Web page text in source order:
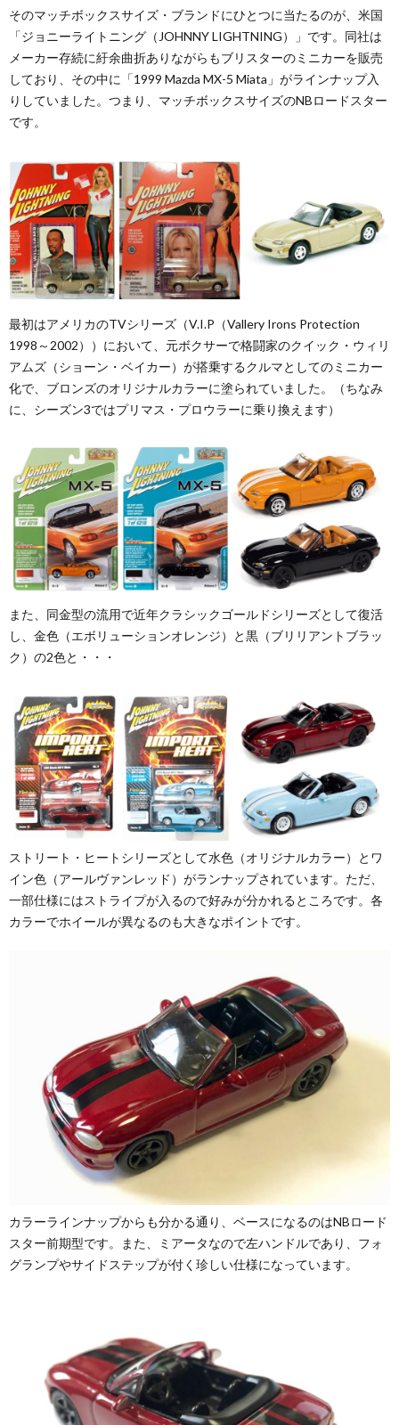
そのマッチボックスサイズ・ブランドにひとつに当たるのが、米国
「ジョニーライトニング（JOHNNY LIGHTNING）」です。同社は
メーカー存続に紆余曲折ありながらもブリスターのミニカーを販売
しており、その中に「1999 Mazda MX-5 Miata」がラインナップ入
りしていました。つまり、マッチボックスサイズのNBロードスター
です。
最初はアメリカのTVシリーズ（V.I.P（Vallery Irons Protection
1998～2002））において、元ボクサーで格闘家のクイック・ウィリ
アムズ（ショーン・ベイカー）が搭乗するクルマとしてのミニカー
化で、ブロンズのオリジナルカラーに塗られていました。（ちなみ
に、シーズン3ではプリマス・プロウラーに乗り換えます）
また、同金型の流用で近年クラシックゴールドシリーズとして復活
し、金色（エボリューションオレンジ）と黒（ブリリアントブラッ
ク）の2色と・・・
ストリート・ヒートシリーズとして水色（オリジナルカラー）とワ
イン色（アールヴァンレッド）がランナップされています。ただ、
一部仕様にはストライプが入るので好みが分かれるところです。各
カラーでホイールが異なるのも大きなポイントです。
カラーラインナップからも分かる通り、ベースになるのはNBロード
スター前期型です。また、ミアータなので左ハンドルであり、フォ
グランプやサイドステップが付く珍しい仕様になっています。